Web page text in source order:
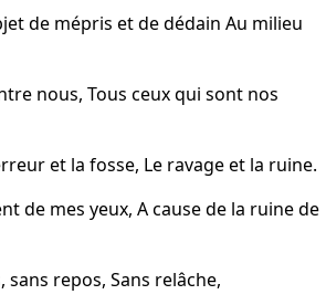
de mépris et de dédain Au milieu
nous, Tous ceux qui sont nos
et la fosse, Le ravage et la ruine.
de mes yeux, A cause de la ruine de
repos, Sans relâche,